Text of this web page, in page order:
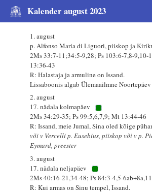
Kalender august 2023
1. august
p. Alfonso Maria di Liguori, piiskop ja
2Ms 33:7-11;34:5-9,28; Ps 103:6-7,8-9,10-
13:36-43
R: Halastaja ja armuline on Issand.
Lissaboonis algab Ülemaailmne
2. august
17. nädala kolmapäev
2Ms 34:29-35; Ps 99:5,6,7,9; Mt 13:44-46
R: Issand, meie Jumal, Sina oled kõige
või v Vercelli p. Eusebius, piiskop või v p.
Eymard, preester
3. august
17. nädala neljapäev
2Ms 40:16-21,34-48; Ps 84:3-4,5-
R: Kui armas on Sinu tempel, Issand.